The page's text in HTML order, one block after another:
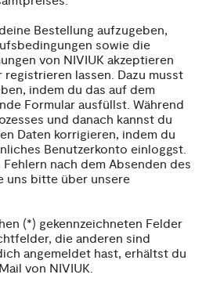
Bestellung aufzugeben,
sowie die
von NIVIUK akzeptieren
registrieren lassen. Dazu musst
indem du das auf dem
Formular ausfüllst. Während
und danach kannst du
Daten korrigieren, indem du
Benutzerkonto einloggst.
nach dem Absenden des
uns bitte über unsere
(*) gekennzeichneten Felder
die anderen sind
angemeldet hast, erhältst du
von NIVIUK.